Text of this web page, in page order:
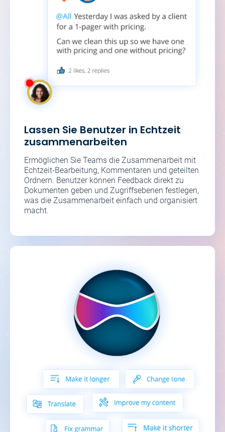
Lassen Sie Benutzer in Echtzeit
zusammenarbeiten
Ermöglichen Sie Teams die Zusammenarbeit mit
Echtzeit-Bearbeitung, Kommentaren und geteilten
Ordnern. Benutzer können Feedback direkt zu
Dokumenten geben und Zugriffsebenen festlegen,
was die Zusammenarbeit einfach und organisiert
macht.